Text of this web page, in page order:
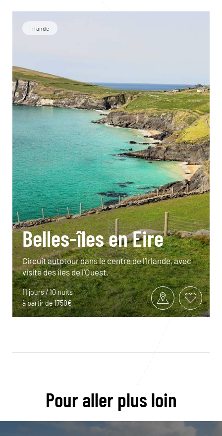
Irlande
Belles-îles en Eire
Circuit autotour dans le centre de l’Irlande, avec
visite des îles de l’Ouest.
11 jours / 10 nuits
à partir de 1750€
Pour aller plus loin